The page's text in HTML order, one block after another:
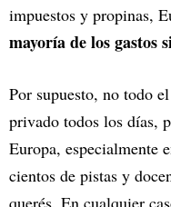
impuestos y propinas,
mayoría de los gastos
Por supuesto, no todo
privado todos los días,
Europa, especialmente
cientos de pistas y
querés. En cualquier